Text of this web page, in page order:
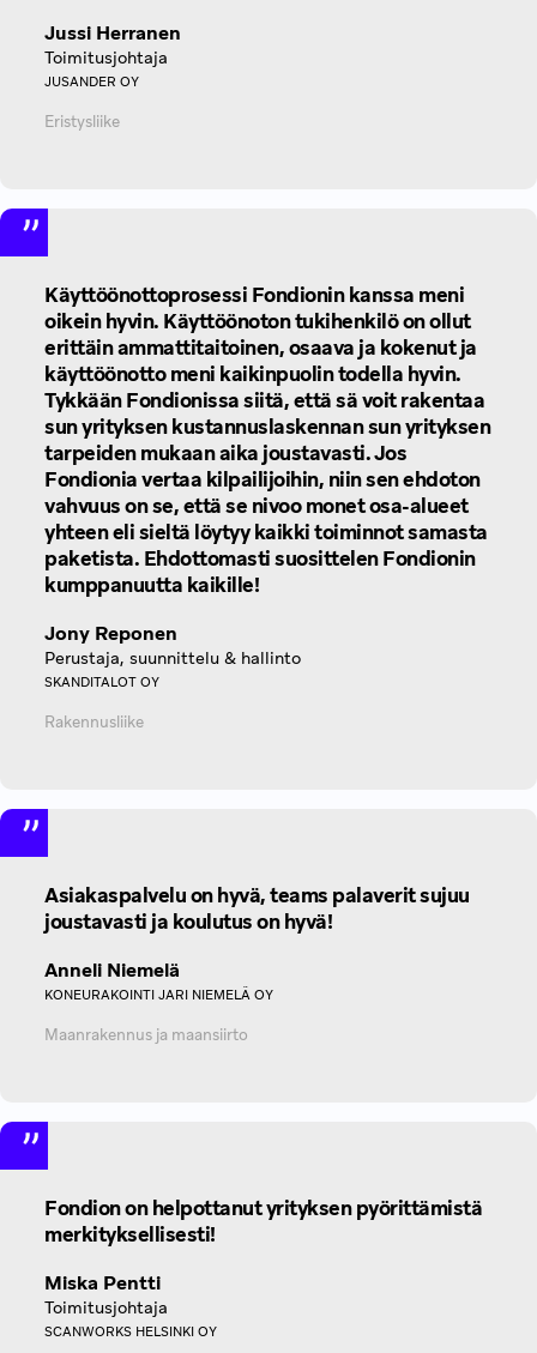
Jussi Herranen
Toimitusjohtaja
JUSANDER OY
Eristysliike
Käyttöönottoprosessi Fondionin kanssa meni
oikein hyvin. Käyttöönoton tukihenkilö on ollut
erittäin ammattitaitoinen, osaava ja kokenut ja
käyttöönotto meni kaikinpuolin todella hyvin.
Tykkään Fondionissa siitä, että sä voit rakentaa
sun yrityksen kustannuslaskennan sun yrityksen
tarpeiden mukaan aika joustavasti. Jos
Fondionia vertaa kilpailijoihin, niin sen ehdoton
vahvuus on se, että se nivoo monet osa-alueet
yhteen eli sieltä löytyy kaikki toiminnot samasta
paketista. Ehdottomasti suosittelen Fondionin
kumppanuutta kaikille!
Jony Reponen
Perustaja, suunnittelu & hallinto
SKANDITALOT OY
Rakennusliike
Asiakaspalvelu on hyvä, teams palaverit sujuu
joustavasti ja koulutus on hyvä!
Anneli Niemelä
KONEURAKOINTI JARI NIEMELÄ OY
Maanrakennus ja maansiirto
Fondion on helpottanut yrityksen pyörittämistä
merkityksellisesti!
Miska Pentti
Toimitusjohtaja
SCANWORKS HELSINKI OY